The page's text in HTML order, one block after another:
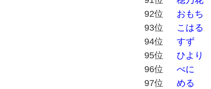
92位
おもち
93位
こはる
94位
すず
95位
ひより
96位
べに
97位
める